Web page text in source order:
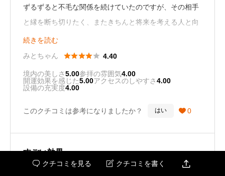
ずるずると不毛な関係を続けていたのですが、その相手
と縁を断ち切りたく、またきちんと将来を考える人と向
き合えるようにと神社に参拝しました。一年足らずでど
ちらも良い方向に進み、最善の方向に向かっています。
で参拝しました。
続きを読む
みとちゃん
 4.40
境内の美しさ5.00参拝の雰囲気4.00
開運効果を感じた5.00アクセスのしやすさ4.00
設備の充実度4.00
このクチコミは参考になりましたか？ はい  0
すごい効果
友人の縁切りに付き合いでいきました。結果的にその悪
 クチコミを見る  クチコミを書く 